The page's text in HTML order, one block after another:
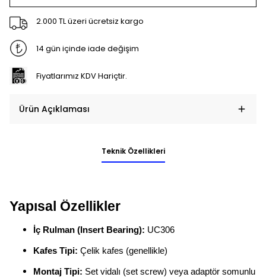
2.000 TL üzeri ücretsiz kargo
14 gün içinde iade değişim
Fiyatlarımız KDV Hariçtir.
Ürün Açıklaması
Teknik Özellikleri
Yapısal Özellikler
İç Rulman (Insert Bearing): UC306
Kafes Tipi: Çelik kafes (genellikle)
Montaj Tipi: Set vidalı (set screw) veya adaptör somunlu